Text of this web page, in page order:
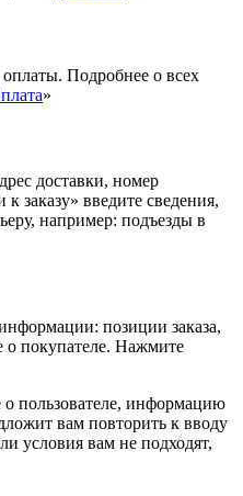
Подробнее о всех
»
доставки, номер
заказу» введите сведения,
например: подъезды в
позиции заказа,
покупателе. Нажмите
пользователе, информацию
вам повторить к вводу
условия вам не подходят,